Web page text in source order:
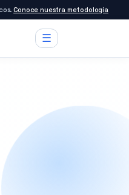
Conoce nuestra metodología
☰